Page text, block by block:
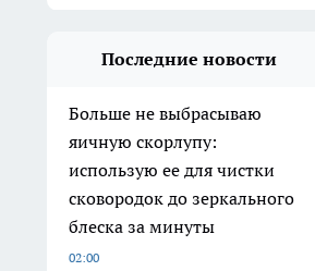
Последние новости
Больше не выбрасываю
яичную скорлупу:
использую ее для чистки
сковородок до зеркального
блеска за минуты
02:00